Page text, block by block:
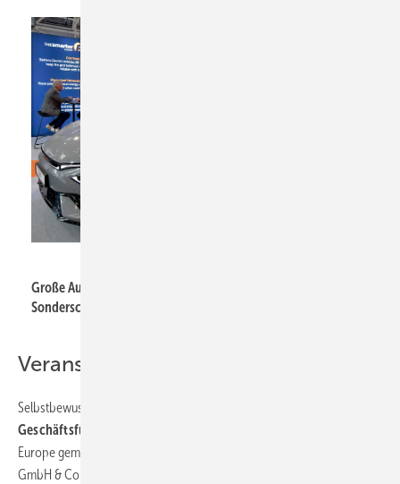
Große Aufmerksamkeit und positive Resonanz für die
Sonderschau Bidirektionales Laden.
Veranstalter ziehen positive Bilanz
Selbstbewusst blickt
Geschäftsführer der Solar Promotion GmbH,
Europe gemeinsam mit der Freiburg Wirtschaft Touristik und Messe
GmbH & Co. KG (FWTM) veranstaltet, auf die 3 Messetage zurück: